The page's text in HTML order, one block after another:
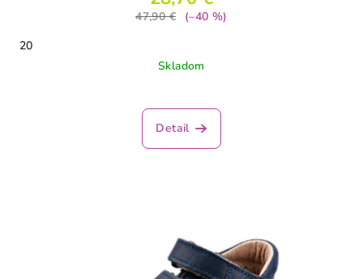
47,90 €
(–40 %)
20
Skladom
Detail